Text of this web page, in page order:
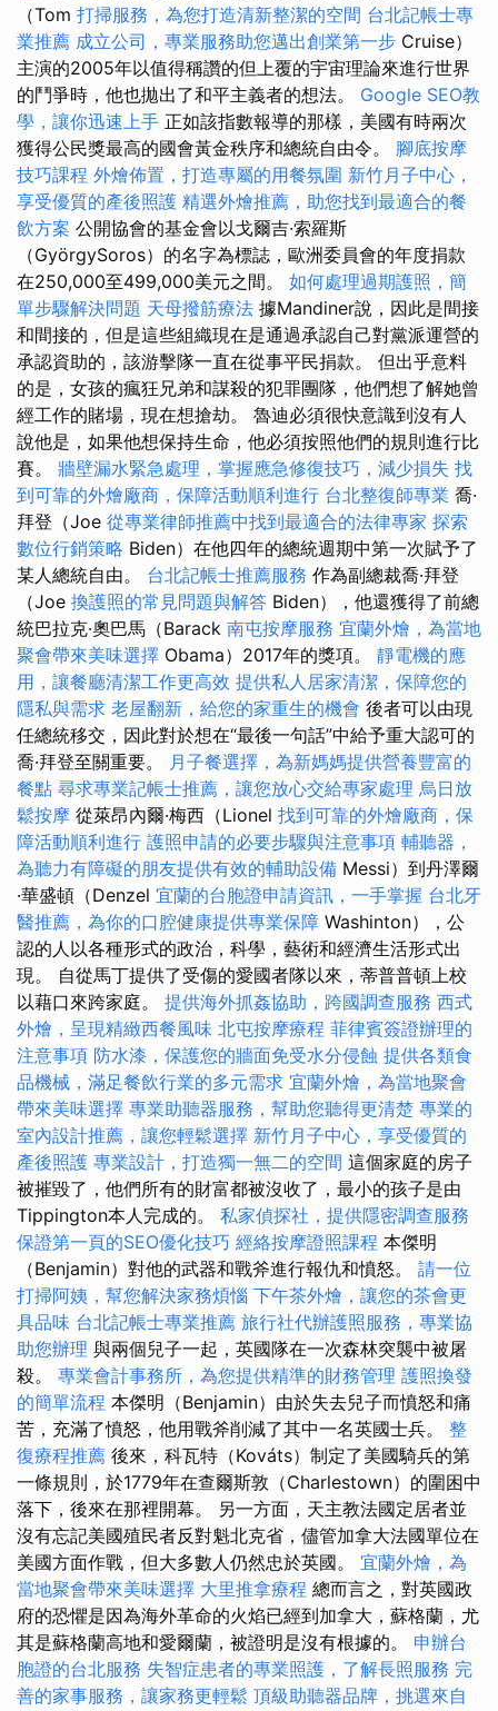
（Tom 打掃服務，為您打造清新整潔的空間 台北記帳士專
業推薦 成立公司，專業服務助您邁出創業第一步 Cruise）
主演的2005年以值得稱讚的但上覆的宇宙理論來進行世界
的鬥爭時，他也拋出了和平主義者的想法。 Google SEO教
學，讓你迅速上手 正如該指數報導的那樣，美國有時兩次
獲得公民獎最高的國會黃金秩序和總統自由令。 腳底按摩
技巧課程 外燴佈置，打造專屬的用餐氛圍 新竹月子中心，
享受優質的產後照護 精選外燴推薦，助您找到最適合的餐
飲方案 公開協會的基金會以戈爾吉·索羅斯
（GyörgySoros）的名字為標誌，歐洲委員會的年度捐款
在250,000至499,000美元之間。 如何處理過期護照，簡
單步驟解決問題 天母撥筋療法 據Mandiner說，因此是間接
和間接的，但是這些組織現在是通過承認自己對黨派運營的
承認資助的，該游擊隊一直在從事平民捐款。 但出乎意料
的是，女孩的瘋狂兄弟和謀殺的犯罪團隊，他們想了解她曾
經工作的賭場，現在想搶劫。 魯迪必須很快意識到沒有人
說他是，如果他想保持生命，他必須按照他們的規則進行比
賽。 牆壁漏水緊急處理，掌握應急修復技巧，減少損失 找
到可靠的外燴廠商，保障活動順利進行 台北整復師專業 喬·
拜登（Joe 從專業律師推薦中找到最適合的法律專家 探索
數位行銷策略 Biden）在他四年的總統週期中第一次賦予了
某人總統自由。 台北記帳士推薦服務 作為副總裁喬·拜登
（Joe 換護照的常見問題與解答 Biden），他還獲得了前總
統巴拉克·奧巴馬（Barack 南屯按摩服務 宜蘭外燴，為當地
聚會帶來美味選擇 Obama）2017年的獎項。 靜電機的應
用，讓餐廳清潔工作更高效 提供私人居家清潔，保障您的
隱私與需求 老屋翻新，給您的家重生的機會 後者可以由現
任總統移交，因此對於想在“最後一句話”中給予重大認可的
喬·拜登至關重要。 月子餐選擇，為新媽媽提供營養豐富的
餐點 尋求專業記帳士推薦，讓您放心交給專家處理 烏日放
鬆按摩 從萊昂內爾·梅西（Lionel 找到可靠的外燴廠商，保
障活動順利進行 護照申請的必要步驟與注意事項 輔聽器，
為聽力有障礙的朋友提供有效的輔助設備 Messi）到丹澤爾
·華盛頓（Denzel 宜蘭的台胞證申請資訊，一手掌握 台北牙
醫推薦，為你的口腔健康提供專業保障 Washinton），公
認的人以各種形式的政治，科學，藝術和經濟生活形式出
現。 自從馬丁提供了受傷的愛國者隊以來，蒂普普頓上校
以藉口來跨家庭。 提供海外抓姦協助，跨國調查服務 西式
外燴，呈現精緻西餐風味 北屯按摩療程 菲律賓簽證辦理的
注意事項 防水漆，保護您的牆面免受水分侵蝕 提供各類食
品機械，滿足餐飲行業的多元需求 宜蘭外燴，為當地聚會
帶來美味選擇 專業助聽器服務，幫助您聽得更清楚 專業的
室內設計推薦，讓您輕鬆選擇 新竹月子中心，享受優質的
產後照護 專業設計，打造獨一無二的空間 這個家庭的房子
被摧毀了，他們所有的財富都被沒收了，最小的孩子是由
Tippington本人完成的。 私家偵探社，提供隱密調查服務
保證第一頁的SEO優化技巧 經絡按摩證照課程 本傑明
（Benjamin）對他的武器和戰斧進行報仇和憤怒。 請一位
打掃阿姨，幫您解決家務煩惱 下午茶外燴，讓您的茶會更
具品味 台北記帳士專業推薦 旅行社代辦護照服務，專業協
助您辦理 與兩個兒子一起，英國隊在一次森林突襲中被屠
殺。 專業會計事務所，為您提供精準的財務管理 護照換發
的簡單流程 本傑明（Benjamin）由於失去兒子而憤怒和痛
苦，充滿了憤怒，他用戰斧削減了其中一名英國士兵。 整
復療程推薦 後來，科瓦特（Kováts）制定了美國騎兵的第
一條規則，於1779年在查爾斯敦（Charlestown）的圍困中
落下，後來在那裡開幕。 另一方面，天主教法國定居者並
沒有忘記美國殖民者反對魁北克省，儘管加拿大法國單位在
美國方面作戰，但大多數人仍然忠於英國。 宜蘭外燴，為
當地聚會帶來美味選擇 大里推拿療程 總而言之，對英國政
府的恐懼是因為海外革命的火焰已經到加拿大，蘇格蘭，尤
其是蘇格蘭高地和愛爾蘭，被證明是沒有根據的。 申辦台
胞證的台北服務 失智症患者的專業照護，了解長照服務 完
善的家事服務，讓家務更輕鬆 頂級助聽器品牌，挑選來自